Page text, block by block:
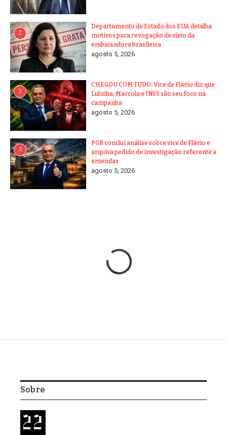
2
Departamento de Estado dos EUA detalha
motivos para revogação de visto da
embaixadora brasileira
agosto 5, 2026
3
CHEGOU COM TUDO: Vice de Flávio diz que
Lulinha, Marcola e INSS são seu foco na
campanha
agosto 5, 2026
4
PGR conclui análise sobre vice de Flávio e
arquiva pedido de investigação referente a
emendas
agosto 5, 2026
Defesa Geopolítica
Maduro próximo da fronteira
com o Brasil